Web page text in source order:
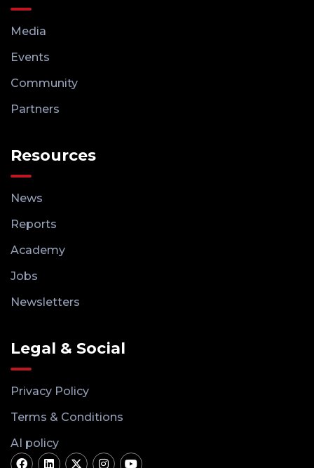
Media
Events
Community
Partners
Resources
News
Reports
Academy
Jobs
Newsletters
Legal & Social
Privacy Policy
Terms & Conditions
AI policy